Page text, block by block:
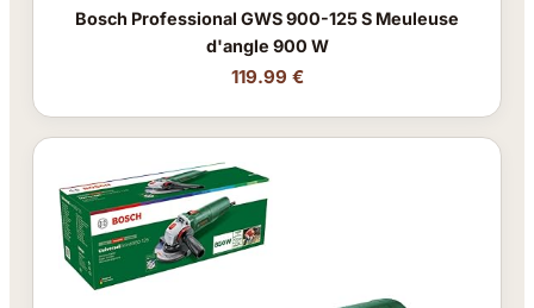
Bosch Professional GWS 900-125 S Meuleuse
d'angle 900 W
119.99 €